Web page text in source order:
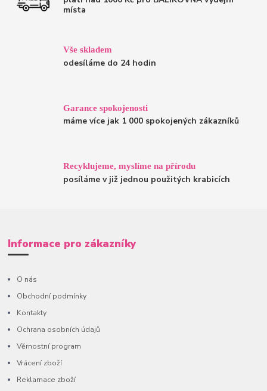
místa
Vše skladem
odesíláme do 24 hodin
Garance spokojenosti
máme více jak 1 000 spokojených zákazníků
Recyklujeme, myslíme na přírodu
posíláme v již jednou použitých krabicích
Informace pro zákazníky
O nás
Obchodní podmínky
Kontakty
Ochrana osobních údajů
Věrnostní program
Vrácení zboží
Reklamace zboží